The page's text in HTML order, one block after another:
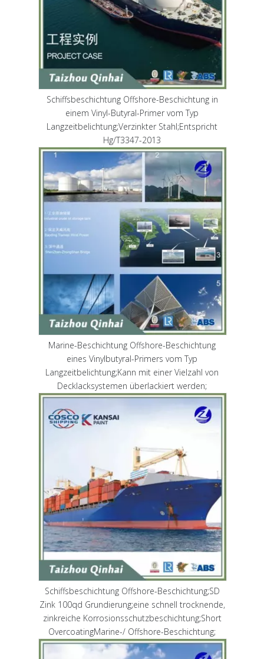
Schiffsbeschichtung Offshore-Beschichtung in
einem Vinyl-Butyral-Primer vom Typ
Langzeitbelichtung;Verzinkter Stahl;Entspricht
Hg/T3347-2013
Marine-Beschichtung Offshore-Beschichtung
eines Vinylbutyral-Primers vom Typ
Langzeitbelichtung;Kann mit einer Vielzahl von
Decklacksystemen überlackiert werden;
Schiffsbeschichtung Offshore-Beschichtung;SD
Zink 100qd Grundierung;eine schnell trocknende,
zinkreiche Korrosionsschutzbeschichtung;Short
OvercoatingMarine-/ Offshore-Beschichtung;